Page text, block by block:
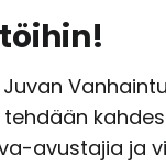
avustajia ja